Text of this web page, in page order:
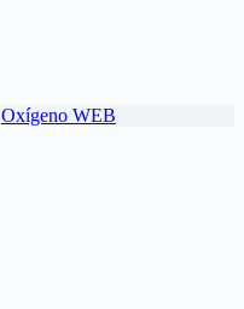
Oxígeno WEB